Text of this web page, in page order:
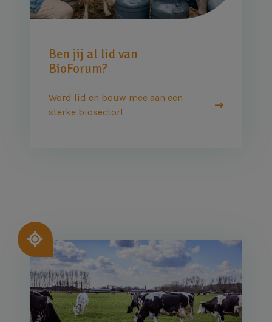
Ben jij al lid van
BioForum?
Word lid en bouw mee aan een
sterke biosector!
Afbeelding